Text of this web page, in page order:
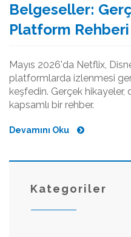
Belgeseller:
Platform Rehberi
Mayıs 2026'da Netflix,
platformlarda izlenmesi
keşfedin. Gerçek hikayeler,
kapsamlı bir rehber.
Devamını Oku
Kategoriler